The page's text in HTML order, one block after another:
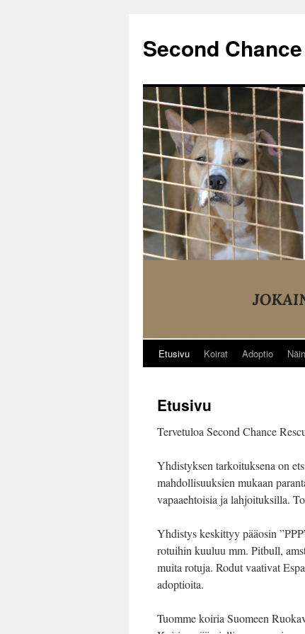
Second
Siirry
Etusivu Koirat Adoptio
Etusivu
Tervetuloa Second Chance
Yhdistyksen tarkoituksena on
mahdollisuuksien mukaan
vapaaehtoisia ja lahjoituksilla.
Yhdistys keskittyy pääosin
rotuihin kuuluu mm. Pitbull,
muita rotuja. Rodut vaativat
adoptioita.
Tuomme koiria Suomeen